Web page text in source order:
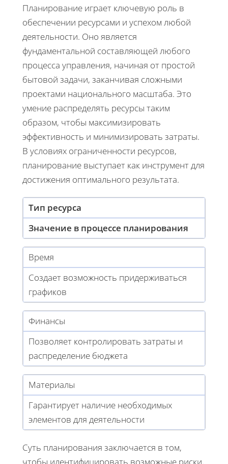
Планирование играет ключевую роль в
обеспечении ресурсами и успехом любой
деятельности. Оно является
фундаментальной составляющей любого
процесса управления, начиная от простой
бытовой задачи, заканчивая сложными
проектами национального масштаба. Это
умение распределять ресурсы таким
образом, чтобы максимизировать
эффективность и минимизировать затраты.
В условиях ограниченности ресурсов,
планирование выступает как инструмент для
достижения оптимального результата.
Тип ресурса
Значение в процессе планирования
Время
Создает возможность придерживаться
графиков
Финансы
Позволяет контролировать затраты и
распределение бюджета
Материалы
Гарантирует наличие необходимых
элементов для деятельности
Суть планирования заключается в том,
чтобы идентифицировать возможные риски,